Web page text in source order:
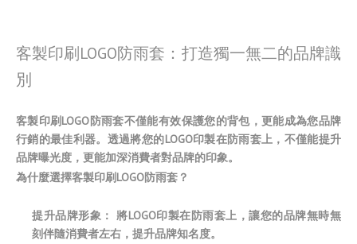
客製印刷LOGO防雨套：打造獨一無二的品牌識
別
客製印刷LOGO防雨套不僅能有效保護您的背包，更能成為您品牌
行銷的最佳利器。透過將您的LOGO印製在防雨套上，不僅能提升
品牌曝光度，更能加深消費者對品牌的印象。
為什麼選擇客製印刷LOGO防雨套？
提升品牌形象： 將LOGO印製在防雨套上，讓您的品牌無時無
刻伴隨消費者左右，提升品牌知名度。